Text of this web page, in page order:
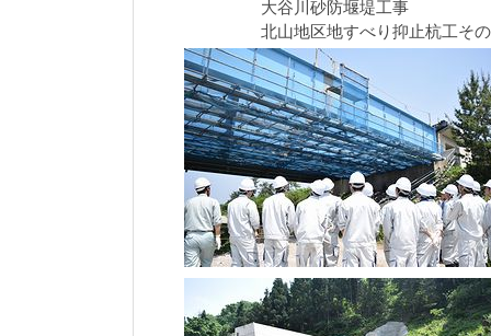
大谷川砂防堰堤工事
北山地区地すべり抑止杭工そ